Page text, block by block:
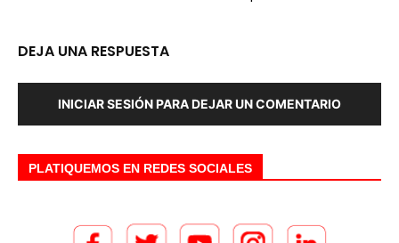
DEJA UNA RESPUESTA
INICIAR SESIÓN PARA DEJAR UN COMENTARIO
PLATIQUEMOS EN REDES SOCIALES